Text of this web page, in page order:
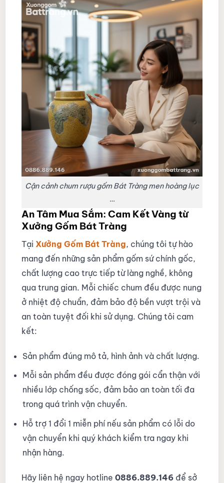
Cận cảnh chum rượu gốm Bát Tràng men hoàng lục
…
An Tâm Mua Sắm: Cam Kết Vàng từ
Xưởng Gốm Bát Tràng
Tại Xưởng Gốm Bát Tràng, chúng tôi tự hào
mang đến những sản phẩm gốm sứ chính gốc,
chất lượng cao trực tiếp từ làng nghề, không
qua trung gian. Mỗi chiếc chum đều được nung
ở nhiệt độ chuẩn, đảm bảo độ bền vượt trội và
an toàn tuyệt đối khi sử dụng. Chúng tôi cam
kết:
Sản phẩm đúng mô tả, hình ảnh và chất lượng.
Mỗi sản phẩm đều được đóng gói cẩn thận với
nhiều lớp chống sốc, đảm bảo an toàn tối đa
trong quá trình vận chuyển.
Hỗ trợ 1 đổi 1 miễn phí nếu sản phẩm có lỗi do
vận chuyển khi quý khách kiểm tra ngay khi
nhận hàng.
Hãy liên hệ ngay hotline 0886.889.146để sở